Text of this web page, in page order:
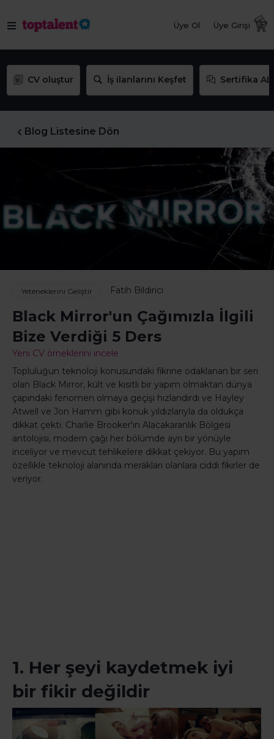
Üye Ol Üye Girişi
CV oluştur İş ilanlarını Keşfet Sertifika AL
Blog Listesine Dön
Yeteneklerini Geliştir Fatih Bildirici
Black Mirror'un Çağımızla İlgili
Bize Verdiği 5 Ders
Yeni CV örneklerini incele
Topluluğun teknoloji konusundaki fikrine odaklanan bir seri
olan Black Mirror, kült ve kısıtlı bir yapım olmaktan dünya
çapındaki fenomen olmaya geçişi hızlandırdı ve Hayley
Atwell ve Jon Hamm gibi konuk yıldızlarıyla da oldukça
dikkat çekti. Charlie Brooker'ın Alacakaranlık Bölgesi
antolojisi, modern çağı her bölümde ayrı bir yönüyle
inceliyor ve mevcut tehlikelere dikkat çekiyor. Bu yapım
özellikle teknoloji alanında merakları olanlara ciddi fikirler de
veriyor.
1. Her şeyi kaydetmek iyi
bir fikir değildir